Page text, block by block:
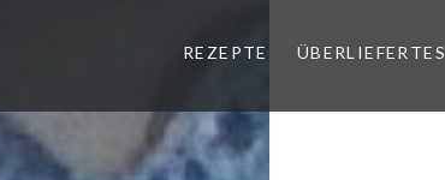
REZEPTE ÜBERLIEFERTES